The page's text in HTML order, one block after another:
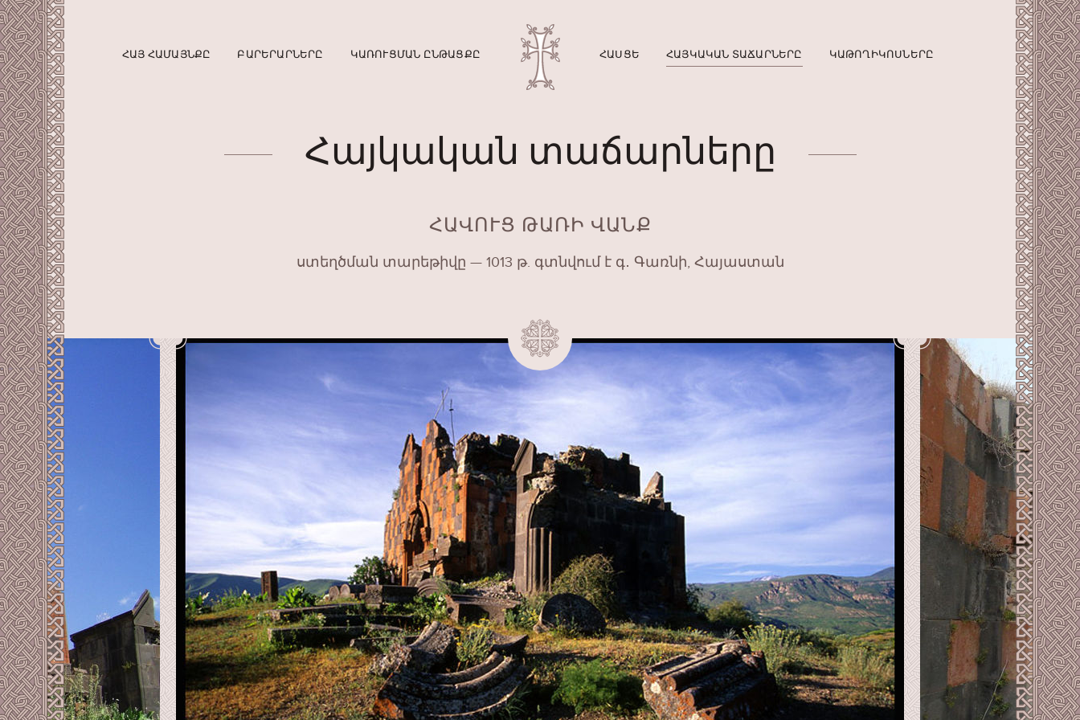
ՀԱՅ ՀԱՄԱՅՆՔԸ ԲԱՐԵՐԱՐՆԵՐԸ ԿԱՌՈՒՑՄԱՆ ԸՆԹԱՑՔԸ ՀԱՍՑԵ ՀԱՅԿԱԿԱՆ ՏԱՃԱՐՆԵՐԸ ԿԱԹՈՂԻԿՈՍՆԵՐԸ
Հայկական տաճարները
ՀԱՎՈՒՑ ԹԱՌԻ ՎԱՆՔ
ստեղծման տարեթիվը — 1013 թ. գտնվում է գ․ Գառնի, Հայաստան